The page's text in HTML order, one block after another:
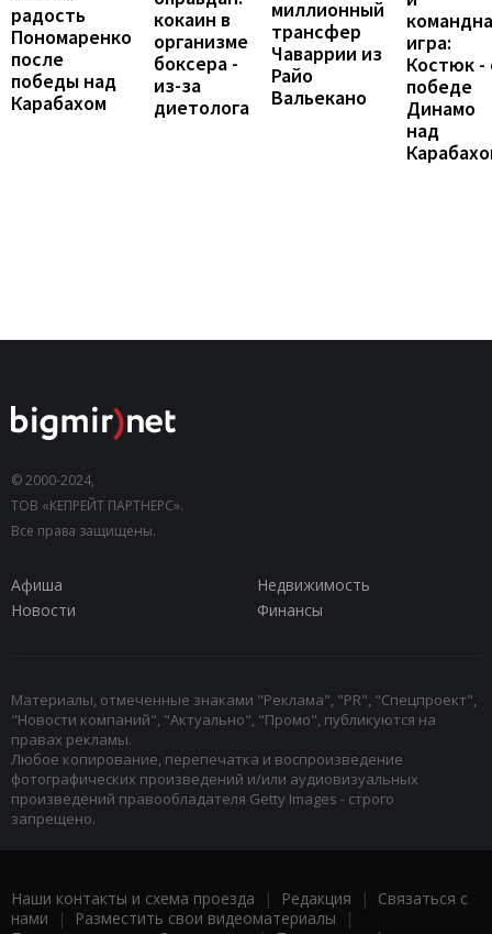
радость
Пономаренко
после
победы над
Карабахом
кокаин в
организме
боксера -
из-за
диетолога
миллионный
трансфер
Чаваррии из
Райо
Вальекано
игра:
Костюк -
победе
Динамо
над
© 2000-2024,
ТОВ «КЕПРЕЙТ ПАРТНЕРС».
Все права защищены.
Афиша
Недвижимость
Новости
Финансы
Материалы, отмеченные знаками "Реклама", "PR", "Спецпроект",
"Новости компаний", "Актуально", "Промо", публикуются на
правах рекламы.
Любое копирование, перепечатка и воспроизведение
фотографических произведений и/или аудиовизуальных
произведений правообладателя Getty Images - строго
запрещено.
Наши контакты и схема проезда | Редакция | Связаться с
нами | Разместить свои видеоматериалы |